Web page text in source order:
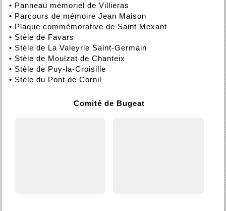
• Panneau mémoriel de Villieras
• Parcours de mémoire Jean Maison
• Plaque commémorative de Saint Mexant
• Stèle de Favars
• Stèle de La Valeyrie Saint-Germain
• Stèle de Moulzat de Chanteix
• Stèle de Puy-la-Croisille
• Stèle du Pont de Cornil
Comité de Bugeat